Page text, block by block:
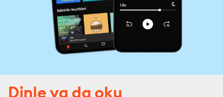
Dinle ya da oku